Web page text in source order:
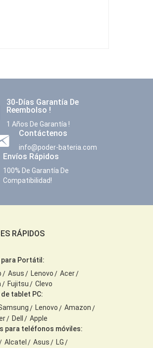
30-Días Garantía De
Reembolso !
1 Años De Garantía !
Contáctenos
info@poder-bateria.com
Envíos Rápidos
100% De Garantía De
Compatibilidad!
RÁPIDOS
para Portátil:
Asus Lenovo
Acer
Fujitsu
Clevo
tablet PC:
Lenovo
Amazon
Dell
Apple
para teléfonos móviles:
Alcatel Asus
LG